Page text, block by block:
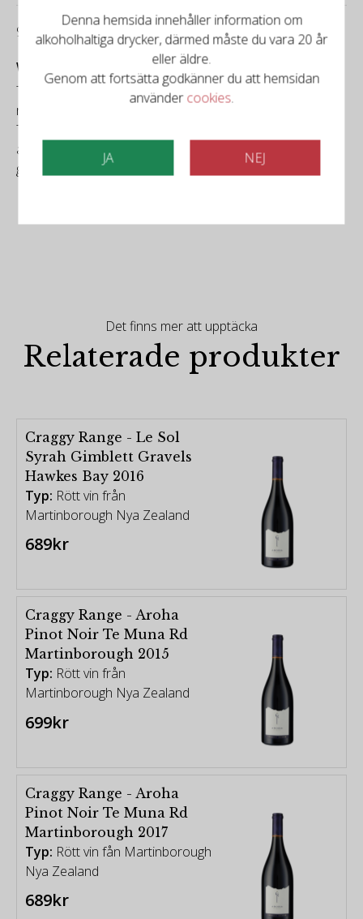
91/100
Wine Enthusiast
The style of all the Craggy Range reds has evolved in
recent vintages to reflect greater elegance and length.
This is a medium-bodied red, supple and immediately
approachable, filled with cherries, plums and vanilla and
graced with a subtle floral note.
Det finns mer att upptäcka
Relaterade produkter
Craggy Range - Le Sol
Syrah Gimblett Gravels
Hawkes Bay 2016
Typ: Rött vin från
Martinborough Nya Zealand
689kr
Craggy Range - Aroha
Pinot Noir Te Muna Rd
Martinborough 2015
Typ: Rött vin från
Martinborough Nya Zealand
699kr
Craggy Range - Aroha
Pinot Noir Te Muna Rd
Martinborough 2017
Typ: Rött vin fån Martinborough
Nya Zealand
689kr
Denna hemsida innehåller information om
alkoholhaltiga drycker, därmed måste du vara 20 år
eller äldre.
Genom att fortsätta godkänner du att hemsidan
användercookies.
JA NEJ